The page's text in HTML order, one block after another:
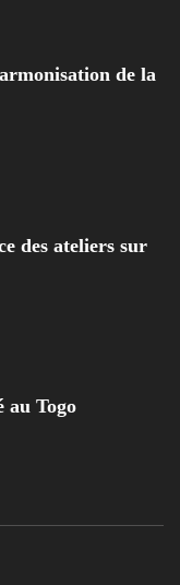
de la
des ateliers sur
au Togo